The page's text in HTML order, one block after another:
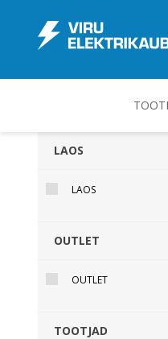
JUHT-,
LAOS
LAOS
OUTLET
OUTLET
TOOTJAD